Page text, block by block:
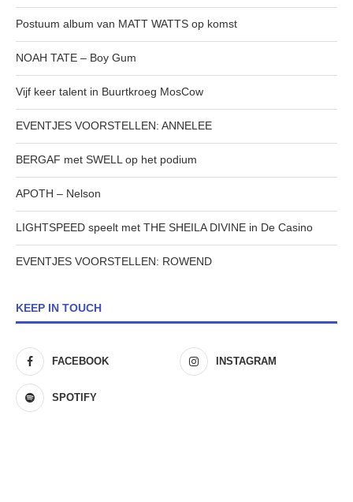
Postuum album van MATT WATTS op komst
NOAH TATE – Boy Gum
Vijf keer talent in Buurtkroeg MosCow
EVENTJES VOORSTELLEN: ANNELEE
BERGAF met SWELL op het podium
APOTH – Nelson
LIGHTSPEED speelt met THE SHEILA DIVINE in De Casino
EVENTJES VOORSTELLEN: ROWEND
KEEP IN TOUCH
FACEBOOK INSTAGRAM
SPOTIFY